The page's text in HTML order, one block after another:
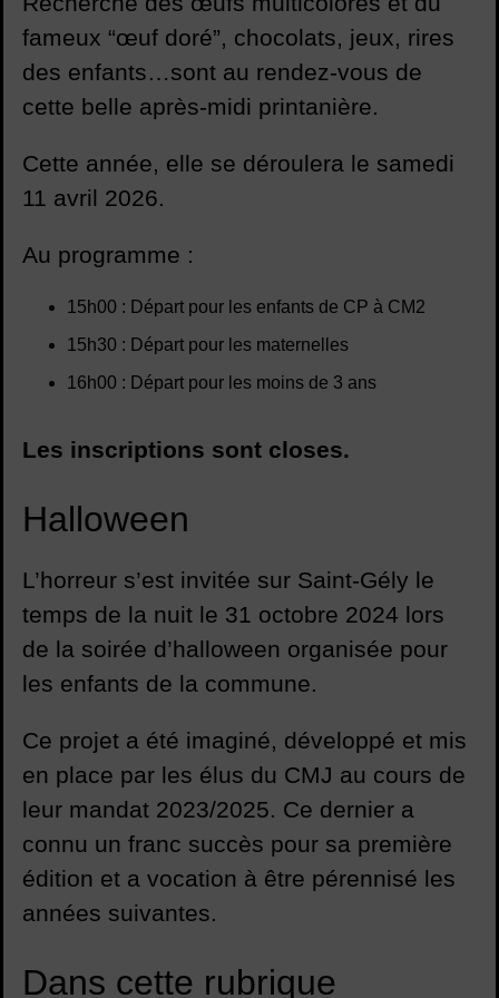
fameux “œuf doré”, chocolats, jeux, rires
des enfants…sont au rendez-vous de
cette belle après-midi printanière.
Cette année, elle se déroulera le samedi
11 avril 2026.
Au programme :
15h00 : Départ pour les enfants de CP à CM2
15h30 : Départ pour les maternelles
16h00 : Départ pour les moins de 3 ans
Les inscriptions sont closes.
Halloween
L’horreur s’est invitée sur Saint-Gély le
temps de la nuit le 31 octobre 2024 lors
de la soirée d’halloween organisée pour
les enfants de la commune.
Ce projet a été imaginé, développé et mis
en place par les élus du CMJ au cours de
leur mandat 2023/2025. Ce dernier a
connu un franc succès pour sa première
édition et a vocation à être pérennisé les
années suivantes.
Dans cette rubrique